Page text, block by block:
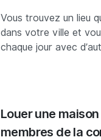
Vous trouvez un lieu
dans votre ville et
chaque jour avec
Louer une
membres de la